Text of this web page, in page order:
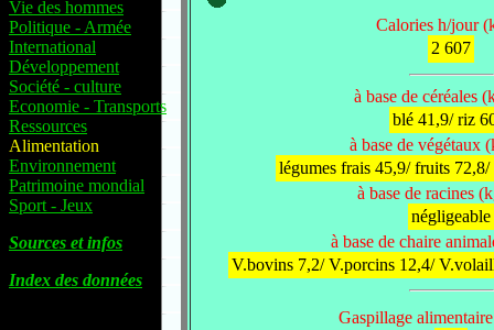
Vie des hommes
Politique - Armée
International
Développement
Société - culture
Economie - Transports
Ressources
Alimentation
Environnement
Patrimoine mondial
Sport - Jeux
Sources et infos
Index des données
Calories h/jour
2 607
à base de céréales
blé 41,9/ riz
à base de végétaux
légumes frais 45,9/ fruits
à base de racines
négligeable
à base de chaire
V.bovins 7,2/ V.porcins 12,4/
Gaspillage